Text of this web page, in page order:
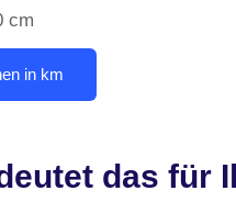
cm
das für